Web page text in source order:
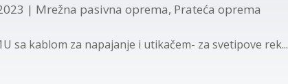
| Mrežna pasivna oprema, Prateća oprema
sa kablom za napajanje i utikačem- za svetipove rek...